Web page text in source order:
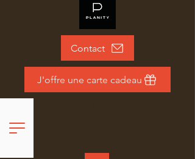
Contact
J'offre une carte cadeau